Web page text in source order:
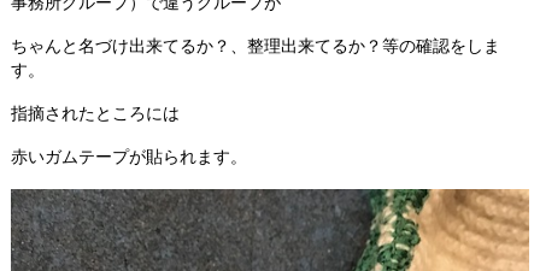
ちゃんと名づけ出来てるか？、整理出来てるか？等の確認をしま
す。
指摘されたところには
赤いガムテープが貼られます。